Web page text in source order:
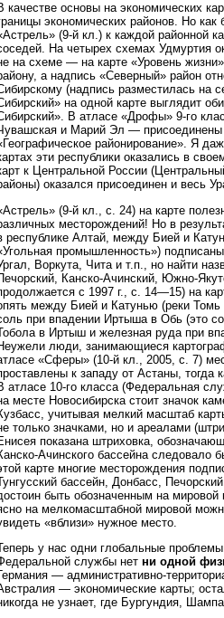
качестве основы на экономических
экономических районов. Но
(9-й кл.) к каждой районной
На четырех схемах Удмуртия
на схеме — на карте «Уровень
а надпись «Северный» район
(надпись разместилась на
на одной карте выглядит
В атласе «Дрофы» 9-го
и Марий Эл — присоединены
районирование». Я
эти республики оказались в
к Центральной России
оказался присоединен и весь
(9-й кл., с. 24) на карте
месторождений! Но в
республике Алтай, между Бией и
промышленность»)
Воркута, Чита и т.п., но найти
Канско-Ачинский, Южно-
с 1997 г., с. 14—15) на
между Бией и Катунью (реки
при впадении Иртыша в Обь (это
в Иртыш и железная руда при
люди, занимающиеся
«Сферы» (10-й кл., 2005, с. 7)
к западу от Астаны, тогда
атласе 10-го класса (Федеральная
месте Новосибирска стоит значок
учитывая мелкий масштаб
только значками, но и ареалами
показана штриховка,
Ачинского бассейна следовало
карте многие месторождения
бассейн, Донбасс,
быть обозначенным на мировой
на мелкомасштабной мировой
«вблизи» нужное место.
у нас одни глобальные
службы нет ни одной
— административно-
— экономические карты;
не узнает, где Бургундия,